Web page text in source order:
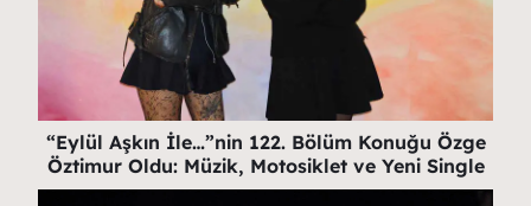
“Eylül Aşkın İle…”nin 122. Bölüm Konuğu Özge
Öztimur Oldu: Müzik, Motosiklet ve Yeni Single